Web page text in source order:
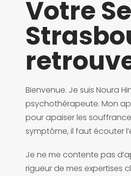
Votre
Bienvenue. Je suis Noura
psychothérapeute. Mon
pour apaiser les
symptôme, il faut écouter
Je ne me contente pas
rigueur de mes expertises